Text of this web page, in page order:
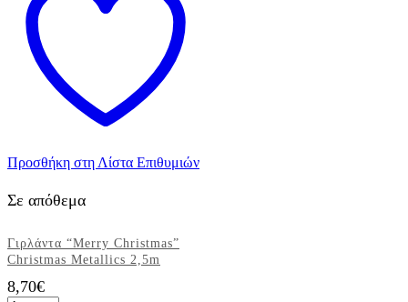
σημαιάκια
3,5μ.
ποσότητα
Προσθήκη στη Λίστα Επιθυμιών
Σε απόθεμα
Γιρλάντα “Merry Christmas”
Christmas Metallics 2,5m
8,70€